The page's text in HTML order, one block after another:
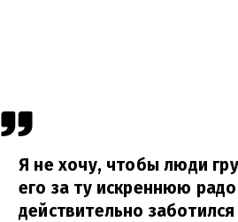
Я не хочу, чтобы люди
его за ту искреннюю
действительно